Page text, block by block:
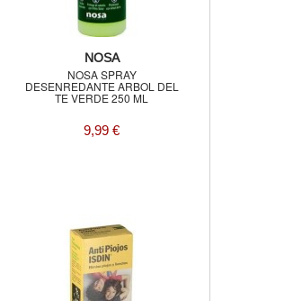
NOSA
NOSA SPRAY
DESENREDANTE ARBOL DEL
TE VERDE 250 ML
9,99 €